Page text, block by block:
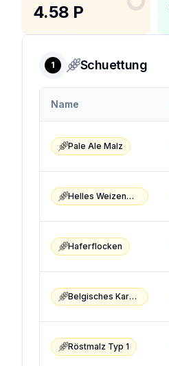
4.58 P
1 Schuettung
Name
Pale Ale Malz
Helles Weizenmalz
Haferflocken
Belgisches Karamellmalz
Röstmalz Typ 1